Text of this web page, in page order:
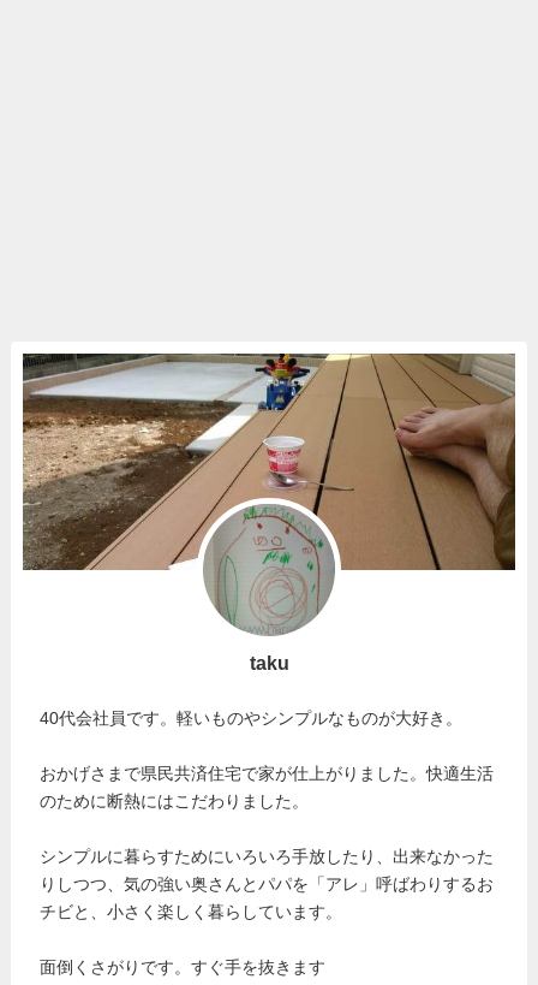
taku
40代会社員です。軽いものやシンプルなものが大好き。
おかげさまで県民共済住宅で家が仕上がりました。快適生活
のために断熱にはこだわりました。
シンプルに暮らすためにいろいろ手放したり、出来なかった
りしつつ、気の強い奥さんとパパを「アレ」呼ばわりするお
チビと、小さく楽しく暮らしています。
面倒くさがりです。すぐ手を抜きます